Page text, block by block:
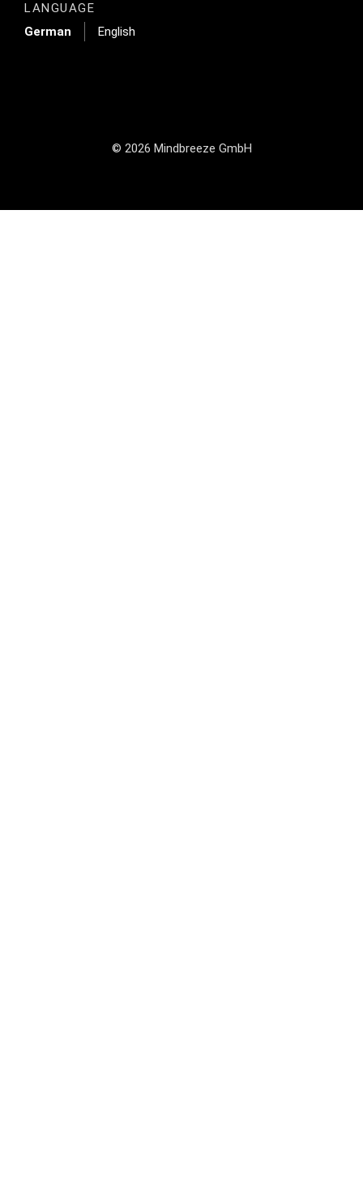
LANGUAGE
German
English
© 2026 Mindbreeze GmbH